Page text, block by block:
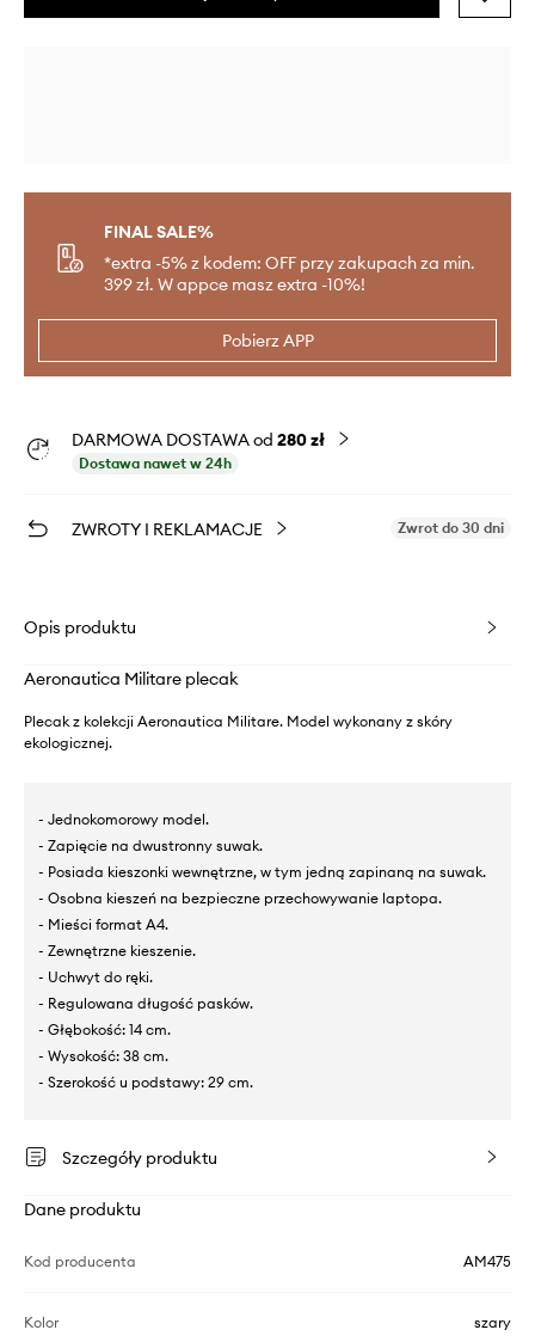
FINAL SALE%
*extra -5% z kodem: OFF przy zakupach za min.
399 zł. W appce masz extra -10%!
Pobierz APP
DARMOWA DOSTAWA od 280 zł
Dostawa nawet w 24h
ZWROTY I REKLAMACJE Zwrot do 30 dni
Opis produktu
Aeronautica Militare plecak
Plecak z kolekcji Aeronautica Militare. Model wykonany z skóry
ekologicznej.
- Jednokomorowy model.
- Zapięcie na dwustronny suwak.
- Posiada kieszonki wewnętrzne, w tym jedną zapinaną na suwak.
- Osobna kieszeń na bezpieczne przechowywanie laptopa.
- Mieści format A4.
- Zewnętrzne kieszenie.
- Uchwyt do ręki.
- Regulowana długość pasków.
- Głębokość: 14 cm.
- Wysokość: 38 cm.
- Szerokość u podstawy: 29 cm.
Szczegóły produktu
Dane produktu
Kod producenta AM475
Kolor szary